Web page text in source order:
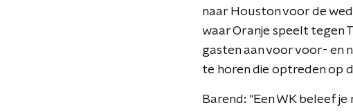
naar Houston voor de
waar Oranje speelt tegen
gasten aan voor voor- en
te horen die optreden op
Barend : "Een WK beleef